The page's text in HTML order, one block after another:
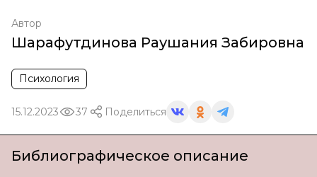
Автор
Шарафутдинова Раушания Забировна
Психология
15.12.2023 37 Поделиться
Библиографическое описание